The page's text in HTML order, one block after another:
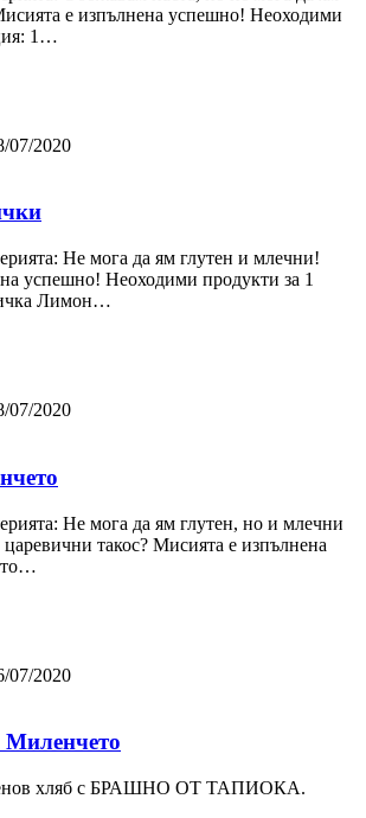
е изпълнена успешно! Неоходими
1…
07/2020
Не мога да ям глутен и млечни!
успешно! Неоходими продукти за 1
Лимон…
07/2020
Не мога да ям глутен, но и млечни
такос? Мисията е изпълнена
07/2020
Миленчето
хляб с БРАШНО ОТ ТАПИОКА.